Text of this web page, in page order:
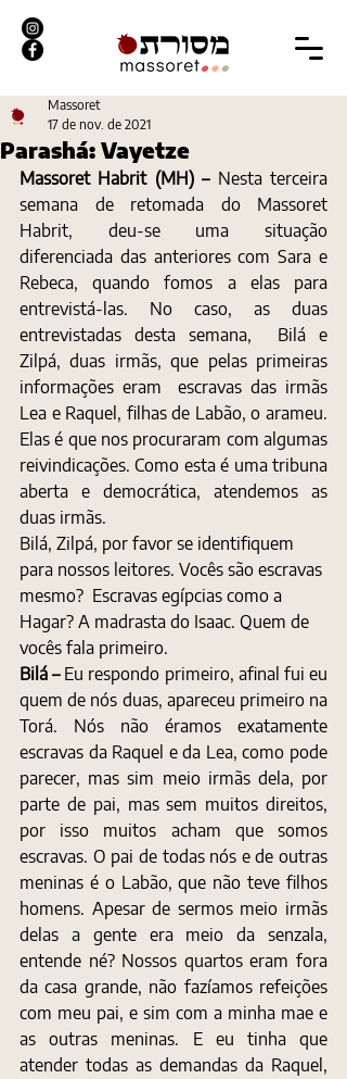
Parashá: Vayetze
Massoret
17 de nov. de 2021
Massoret Habrit (MH) – Nesta terceira
semana de retomada do Massoret
Habrit, deu-se uma situação
diferenciada das anteriores com Sara e
Rebeca, quando fomos a elas para
entrevistá-las. No caso, as duas
entrevistadas desta semana,  Bilá e
Zilpá, duas irmãs, que pelas primeiras
informações eram  escravas das irmãs
Lea e Raquel, filhas de Labão, o arameu.
Elas é que nos procuraram com algumas
reivindicações. Como esta é uma tribuna
aberta e democrática, atendemos as
duas irmãs.
Bilá, Zilpá, por favor se identifiquem
para nossos leitores. Vocês são escravas
mesmo?  Escravas egípcias como a
Hagar? A madrasta do Isaac. Quem de
vocês fala primeiro.
Bilá – Eu respondo primeiro, afinal fui eu
quem de nós duas, apareceu primeiro na
Torá. Nós não éramos exatamente
escravas da Raquel e da Lea, como pode
parecer, mas sim meio irmãs dela, por
parte de pai, mas sem muitos direitos,
por isso muitos acham que somos
escravas. O pai de todas nós e de outras
meninas é o Labão, que não teve filhos
homens. Apesar de sermos meio irmãs
delas a gente era meio da senzala,
entende né? Nossos quartos eram fora
da casa grande, não fazíamos refeições
com meu pai, e sim com a minha mae e
as outras meninas. E eu tinha que
atender todas as demandas da Raquel,